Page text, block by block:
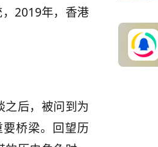
2019年，香港
之后，被问到为
桥梁。回望历